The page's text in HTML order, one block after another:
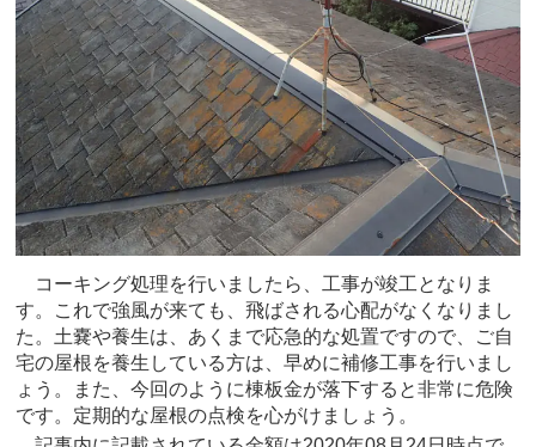
コーキング処理を行いましたら、工事が竣工となりま
す。これで強風が来ても、飛ばされる心配がなくなりまし
た。土嚢や養生は、あくまで応急的な処置ですので、ご自
宅の屋根を養生している方は、早めに補修工事を行いまし
ょう。また、今回のように棟板金が落下すると非常に危険
です。定期的な屋根の点検を心がけましょう。